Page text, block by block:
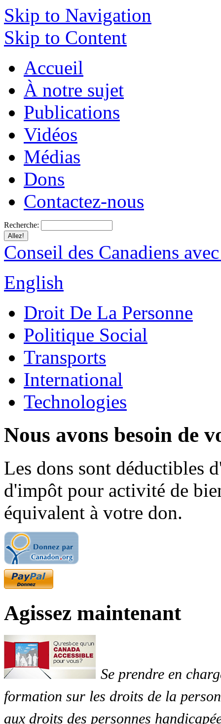
Skip to Navigation
Skip to Content
Accueil
À notre sujet
Publications
Vidéos
Médias
Dons
Contactez-nous
Recherche:
Conseil des Canadiens
English
Droit De La Personne
Politique Social
Transports
International
Technologies
Nous avons besoin de
Les dons sont déductibles
d'impôt pour activité de
équivalent à votre don.
Agissez maintenant
Se prendre en
formation sur les droits de la
aux droits des personnes